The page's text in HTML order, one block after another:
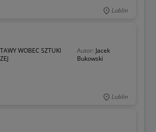
Lublin
WOBEC SZTUKI
Autor: Jacek
Bukowski
Lublin